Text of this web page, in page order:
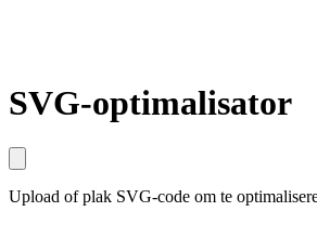
SVG-optimalisator
Upload of plak SVG-code om te